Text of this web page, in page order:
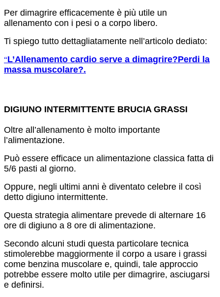
Per dimagrire efficacemente è più utile un
allenamento con i pesi o a corpo libero.
Ti spiego tutto dettagliatamente nell’articolo dediato:
“L’Allenamento cardio serve a dimagrire?Perdi la
massa muscolare?.
DIGIUNO INTERMITTENTE BRUCIA GRASSI
Oltre all’allenamento è molto importante
l’alimentazione.
Può essere efficace un alimentazione classica fatta di
5/6 pasti al giorno.
Oppure, negli ultimi anni è diventato celebre il così
detto digiuno intermittente.
Questa strategia alimentare prevede di alternare 16
ore di digiuno a 8 ore di alimentazione.
Secondo alcuni studi questa particolare tecnica
stimolerebbe maggiormente il corpo a usare i grassi
come benzina muscolare e, quindi, tale approccio
potrebbe essere molto utile per dimagrire, asciugarsi
e definirsi.